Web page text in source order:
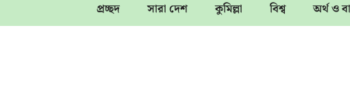
প্রচ্ছদ সারা দেশ কুমিল্লা বিশ্ব অর্থ ও